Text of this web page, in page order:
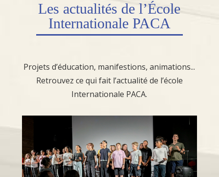
Les actualités de l’École
Internationale PACA
Projets d’éducation, manifestions, animations...
Retrouvez ce qui fait l’actualité de l’école
Internationale PACA.